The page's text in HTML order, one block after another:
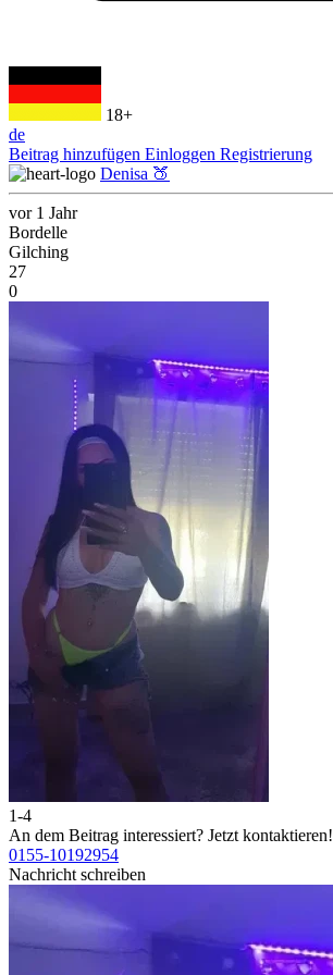
18+
de
Beitrag hinzufügen Einloggen Registrierung
Denisa 🍑
vor 1 Jahr
Bordelle
Gilching
27
0
1-4
An dem Beitrag interessiert? Jetzt kontaktieren!
0155-10192954
Nachricht schreiben